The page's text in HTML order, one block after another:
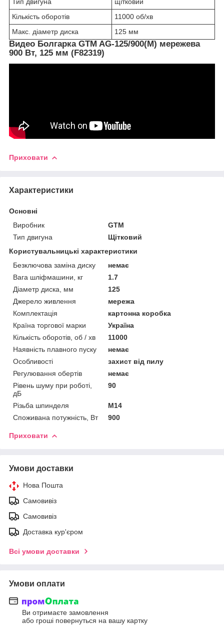
Тип двигуна
щітковий
Кількість оборотів
11000 об/хв
Макс. діаметр диска
125 мм
Видео Болгарка GTM AG-125/900(M) мережева
900 Вт, 125 мм (F82319)
Приховати
Характеристики
Основні
Виробник
GTM
Тип двигуна
Щітковий
Користувальницькі характеристики
Безключова заміна диску
немає
Вага шліфмашини, кг
1.7
Діаметр диска, мм
125
Джерело живлення
мережа
Комплектація
картонна коробка
Країна торгової марки
Україна
Кількість оборотів, об / хв
11000
Наявність плавного пуску
немає
Особливості
захист від пилу
Регулювання обертів
немає
Рівень шуму при роботі,
дБ
90
Різьба шпинделя
М14
Споживана потужність, Вт
900
Приховати
Умови доставки
Нова Пошта
Самовивіз
Самовивіз
Доставка кур'єром
Всі умови доставки
Умови оплати
Ви отримаєте замовлення
або гроші повернуться на вашу картку